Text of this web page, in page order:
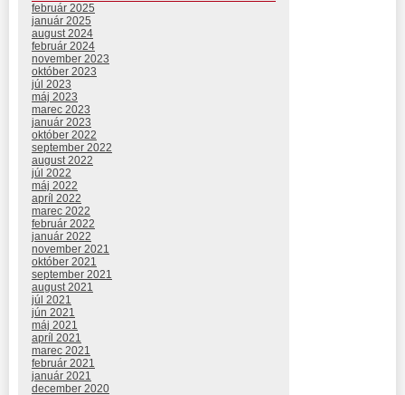
február 2025
január 2025
august 2024
február 2024
november 2023
október 2023
júl 2023
máj 2023
marec 2023
január 2023
október 2022
september 2022
august 2022
júl 2022
máj 2022
apríl 2022
marec 2022
február 2022
január 2022
november 2021
október 2021
september 2021
august 2021
júl 2021
jún 2021
máj 2021
apríl 2021
marec 2021
február 2021
január 2021
december 2020